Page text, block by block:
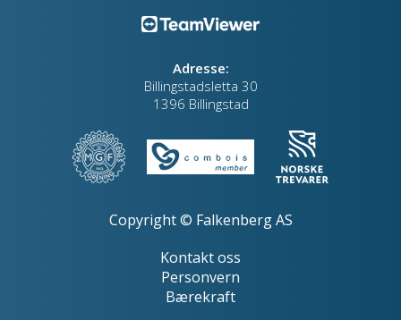
Adresse:
Billingstadsletta 30
1396 Billingstad
Copyright © Falkenberg AS
Kontakt oss
Personvern
Bærekraft